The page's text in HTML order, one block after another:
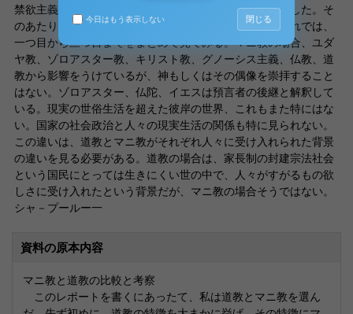
禁欲主義であり、肉体を悪とみなし、霊魂を善の住処とした。そ
のあたりのことも念頭において見ていくことにする。それでは、
一つ目から三つ目までをまとめて見てみる。マニ教の場合、ユダ
ヤ教、ゾロアスター教、キリスト教、グノーシス主義、仏教、道
教から影響をうけているが、神もしくはその偶像を崇拝すること
はない。ゾロアスター、仏陀、イエスは預言者の後継と解釈して
いる。現実の世俗生活を超えた彼岸の世界、これもまた特にはな
い。国家の社会政治と人々の現実生活の関係も特に見られない。
この違いは、道教とマニ教がそれぞれ人々に受け入れられた背景
の違いを見る必要がある。道教の場合は、家長制の封建宗法社会
という国民にとっては生きにくい世の中で、人々がすがるもの欲
しさに受け入れたという背景だが、マニ教の場合そうではない。
シャ－プールー一
資料の原本内容
マニ教と道教の比較と考察
このレポートを書くにあったて、私は道教とマニ教を選ん
今日はもう表示しない 閉じる